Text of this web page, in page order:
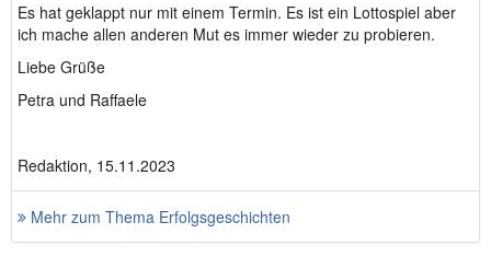
Es hat geklappt nur mit einem Termin. Es ist ein Lottospiel aber
ich mache allen anderen Mut es immer wieder zu probieren.
Liebe Grüße
Petra und Raffaele
Redaktion, 15.11.2023
Mehr zum Thema Erfolgsgeschichten